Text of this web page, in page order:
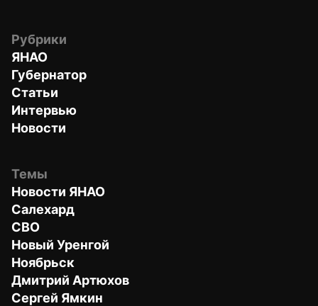
Рубрики
ЯНАО
Губернатор
Статьи
Интервью
Новости
Темы
Новости ЯНАО
Салехард
СВО
Новый Уренгой
Ноябрьск
Дмитрий Артюхов
Сергей Ямкин